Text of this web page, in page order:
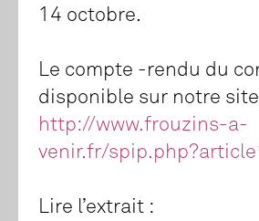
14 octobre.
Le compte -rendu du
disponible sur notre
http://www.frouzins-a-
venir.fr/
Lire l’extrait :